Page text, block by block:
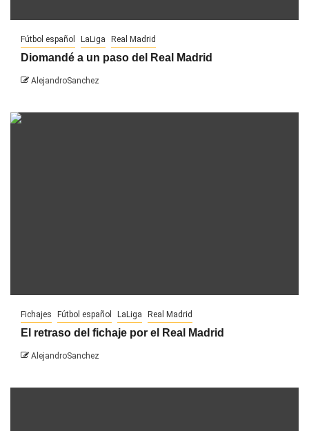
Fútbol español LaLiga Real Madrid
Diomandé a un paso del Real Madrid
AlejandroSanchez
Fichajes Fútbol español LaLiga Real Madrid
El retraso del fichaje por el Real Madrid
AlejandroSanchez